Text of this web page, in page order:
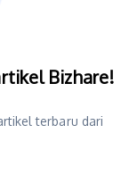
Bizhare!
terbaru dari